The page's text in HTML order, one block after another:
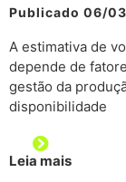
Publicado 06/
A estimativa de
depende de
gestão da
disponibilidade
Leia mais